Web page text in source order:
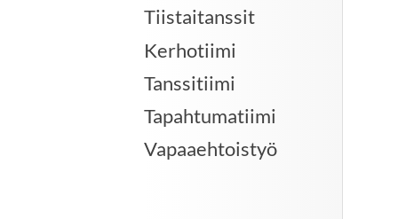
Tiistaitanssit
Kerhotiimi
Tanssitiimi
Tapahtumatiimi
Vapaaehtoistyö